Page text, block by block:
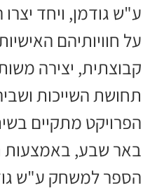
ע"ש גודמן, ויחד
על חוויותיהם
קבוצתית, יצירה
תחושת השייכות
הפרויקט מתקיים
באר שבע, באמצעות
הספר למשחק ע"ש